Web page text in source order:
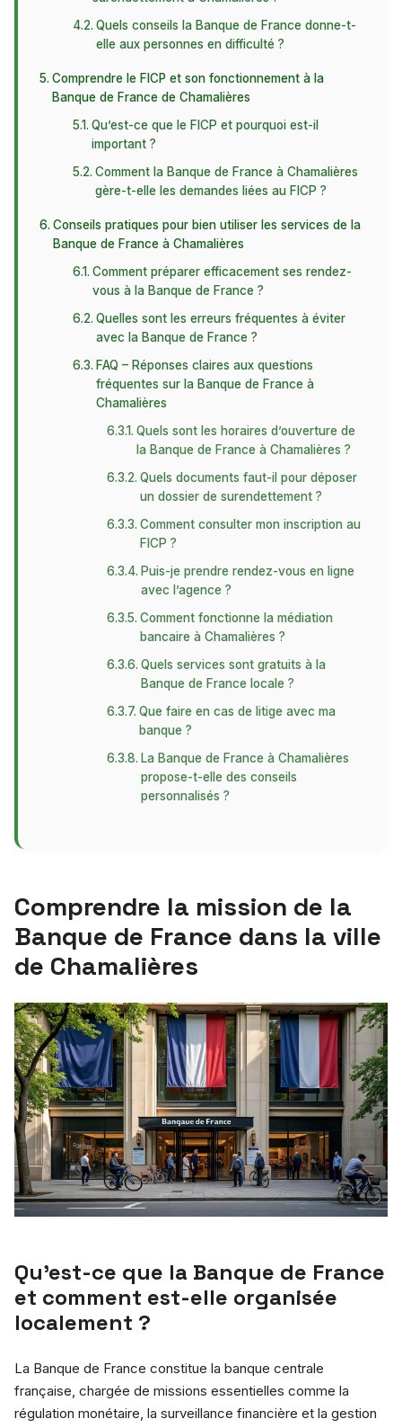
Quels conseils la Banque de France donne-t-
elle aux personnes en difficulté ?
Comprendre le FICP et son fonctionnement à la
Banque de France de Chamalières
Qu’est-ce que le FICP et pourquoi est-il
important ?
Comment la Banque de France à Chamalières
gère-t-elle les demandes liées au FICP ?
Conseils pratiques pour bien utiliser les services de la
Banque de France à Chamalières
Comment préparer efficacement ses rendez-
vous à la Banque de France ?
Quelles sont les erreurs fréquentes à éviter
avec la Banque de France ?
FAQ – Réponses claires aux questions
fréquentes sur la Banque de France à
Chamalières
Quels sont les horaires d’ouverture de
la Banque de France à Chamalières ?
Quels documents faut-il pour déposer
un dossier de surendettement ?
Comment consulter mon inscription au
FICP ?
Puis-je prendre rendez-vous en ligne
avec l’agence ?
Comment fonctionne la médiation
bancaire à Chamalières ?
Quels services sont gratuits à la
Banque de France locale ?
Que faire en cas de litige avec ma
banque ?
La Banque de France à Chamalières
propose-t-elle des conseils
personnalisés ?
Comprendre la mission de la
Banque de France dans la ville
de Chamalières
Qu’est-ce que la Banque de France
et comment est-elle organisée
localement ?
La Banque de France constitue la banque centrale
française, chargée de missions essentielles comme la
régulation monétaire, la surveillance financière et la gestion